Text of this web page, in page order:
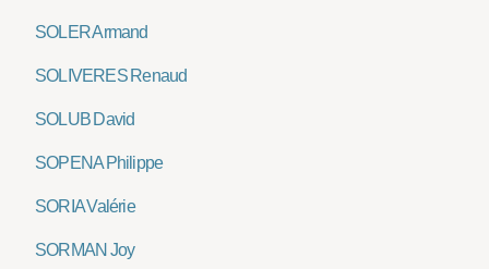
SOLER Armand
SOLIVERES Renaud
SOLUB David
SOPENA Philippe
SORIA Valérie
SORMAN Joy